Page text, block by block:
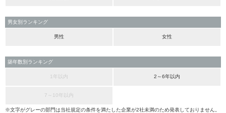
男女別ランキング
男性 女性
築年数別ランキング
1年以内 2～6年以内
7～10年以内
※文字がグレーの部門は当社規定の条件を満たした企業が2社未満のため発表しておりません。